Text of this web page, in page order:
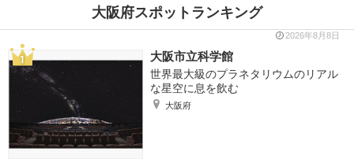
大阪府スポットランキング
2026年8月8日
大阪市立科学館
世界最大級のプラネタリウムのリアル
な星空に息を飲む
大阪府